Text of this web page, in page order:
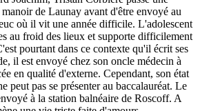
de Launay avant d'être envoyé au
où il vit une année difficile. L'adolescent
au froid des lieux et supporte difficilement
pourtant dans ce contexte qu'il écrit ses
il est envoyé chez son oncle médecin à
en qualité d'externe. Cependant, son état
peut pas se présenter au baccalauréat. Le
à la station balnéaire de Roscoff. A